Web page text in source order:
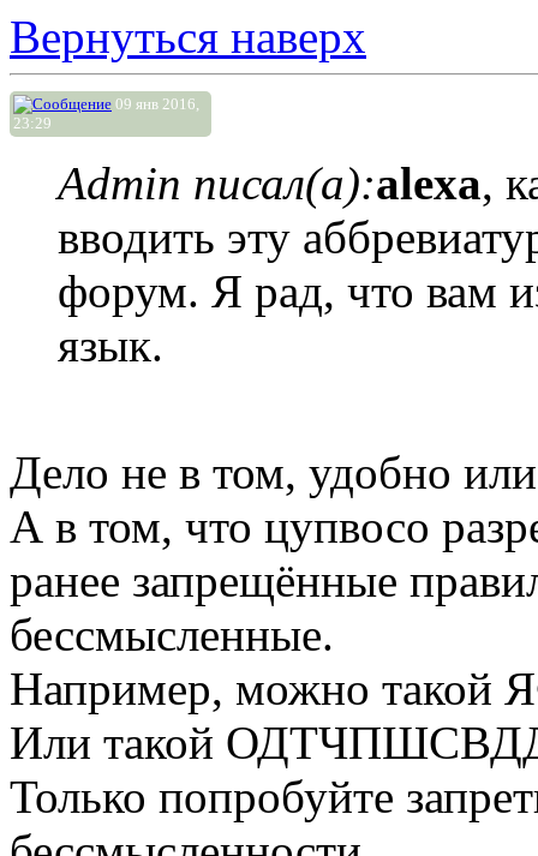
Вернуться наверх
09 янв 2016,
23:29
Admin писал(а):alexa,
вводить эту
форум. Я рад, что вам
язык.
Дело не в том, удобно
А в том, что цупвосо
ранее запрещённые
бессмысленные.
Например, можно
Или такой
Только попробуйте